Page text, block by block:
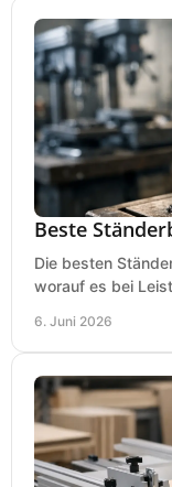
Beste
Die besten
worauf es bei
6. Juni 2026